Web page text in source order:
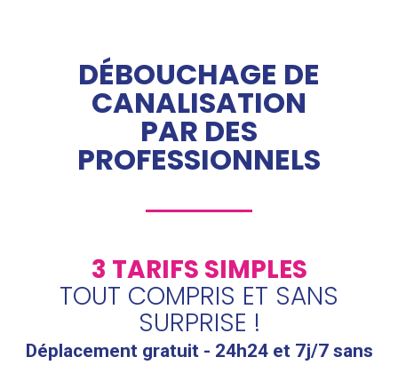
DÉBOUCHAGE DE
CANALISATION
PAR DES
PROFESSIONNELS
3 TARIFS SIMPLES
TOUT COMPRIS ET SANS
SURPRISE !
Déplacement gratuit - 24h24 et 7j/7 sans